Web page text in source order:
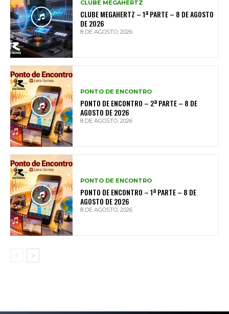
CLUBE MEGAHERTZ
CLUBE MEGAHERTZ – 1ª PARTE – 8 DE AGOSTO
DE 2026
8 DE AGOSTO, 2026
PONTO DE ENCONTRO
PONTO DE ENCONTRO – 2ª PARTE – 8 DE
AGOSTO DE 2026
8 DE AGOSTO, 2026
PONTO DE ENCONTRO
PONTO DE ENCONTRO – 1ª PARTE – 8 DE
AGOSTO DE 2026
8 DE AGOSTO, 2026